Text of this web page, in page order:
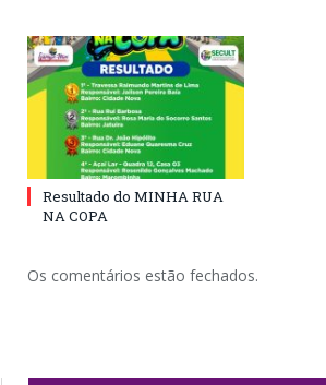
Resultado do MINHA RUA
NA COPA
Os comentários estão fechados.